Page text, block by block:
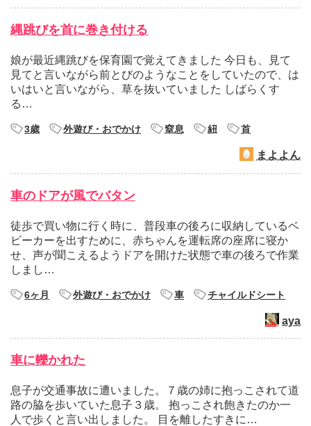
縄跳びを首に巻き付ける
娘が最近縄跳びを保育園で覚えてきました 今日も、見て
見てと言いながら前とびのようなことをしていたので、は
いはいと言いながら、草を抜いていました しばらくす
る…
3歳 外遊び・おでかけ 窒息 紐 首
まよよん
車のドアが風でバタン
徒歩で買い物に行く時に、普段車の後ろに収納しているベ
ビーカーを出すために、赤ちゃんを運転席の座席に寝か
せ、声が聞こえるようドアを開けた状態で車の後ろで作業
しまし…
6ヶ月 外遊び・おでかけ 車 チャイルドシート
aya
車に轢かれた
息子が交通事故に遭いました。７歳の姉に抱っこされて道
路の脇を歩いていた息子３歳。 抱っこされ飽きたのか一
人で歩くと言い出しました。 目を離したすきに…